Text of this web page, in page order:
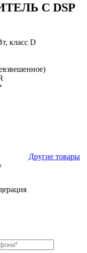
C DSP
класс D
Другие товары